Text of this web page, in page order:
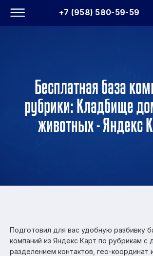
+7 (958) 580-59-59
Бесплатная база
рубрики: Кладбище
животных - Яндекс
Подготовил для вас удобную разбивку
компаний из Яндекс Карт по рубрикам с
разделением контактов, гео-координат